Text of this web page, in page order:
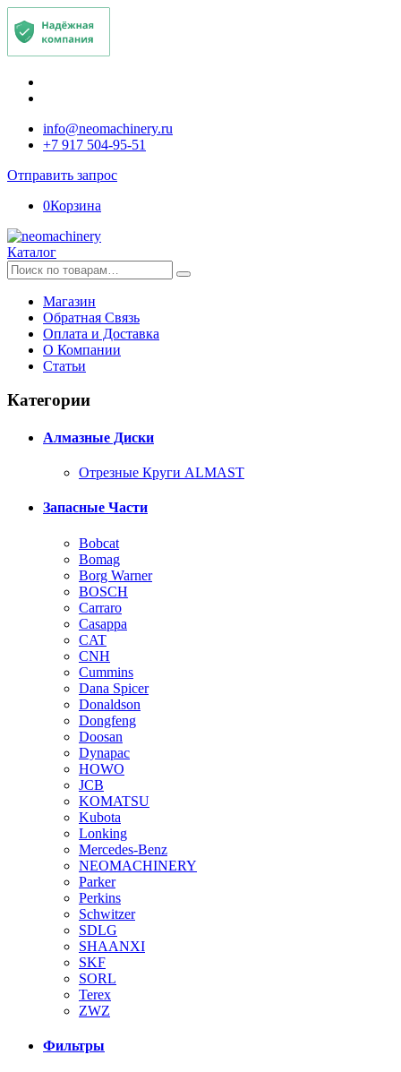
info@neomachinery.ru
+7 917 504-95-51
Отправить запрос
0Корзина
Каталог
Искать:
Магазин
Обратная Связь
Оплата и Доставка
О Компании
Статьи
Категории
Алмазные Диски
Отрезные Круги ALMAST
Запасные Части
Bobcat
Bomag
Borg Warner
BOSCH
Carraro
Casappa
CAT
CNH
Cummins
Dana Spicer
Donaldson
Dongfeng
Doosan
Dynapac
HOWO
JCB
KOMATSU
Kubota
Lonking
Mercedes-Benz
NEOMACHINERY
Parker
Perkins
Schwitzer
SDLG
SHAANXI
SKF
SORL
Terex
ZWZ
Фильтры